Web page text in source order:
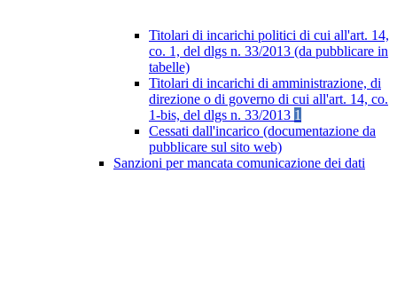
Titolari di incarichi politici di cui all'art. 14,
co. 1, del dlgs n. 33/2013 (da pubblicare in
tabelle)
Titolari di incarichi di amministrazione, di
direzione o di governo di cui all'art. 14, co.
1-bis, del dlgs n. 33/2013 1
Cessati dall'incarico (documentazione da
pubblicare sul sito web)
Sanzioni per mancata comunicazione dei dati